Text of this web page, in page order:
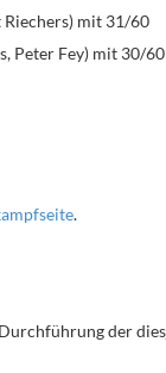
mit 31/60
Peter Fey) mit 30/60
.
der